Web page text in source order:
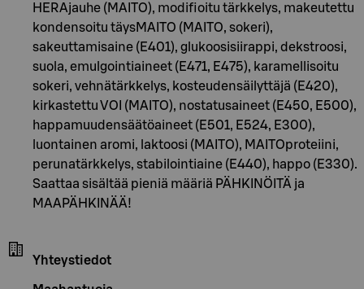
HERAjauhe (MAITO), modifioitu tärkkelys, makeutettu
kondensoitu täysMAITO (MAITO, sokeri),
sakeuttamisaine (E401), glukoosisiirappi, dekstroosi,
suola, emulgointiaineet (E471, E475), karamellisoitu
sokeri, vehnätärkkelys, kosteudensäilyttäjä (E420),
kirkastettu VOI (MAITO), nostatusaineet (E450, E500),
happamuudensäätöaineet (E501, E524, E300),
luontainen aromi, laktoosi (MAITO), MAITOproteiini,
perunatärkkelys, stabilointiaine (E440), happo (E330).
Saattaa sisältää pieniä määriä PÄHKINÖITÄ ja
MAAPÄHKINÄÄ!
Yhteystiedot